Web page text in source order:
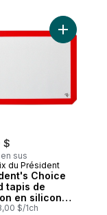
au
$
sus
du Président
Choice
tapis de
en silicone
au four
$/1ch
Ajouter